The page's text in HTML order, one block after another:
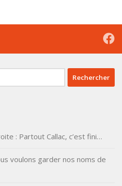
: Partout Callac, c’est fini…
voulons garder nos noms de